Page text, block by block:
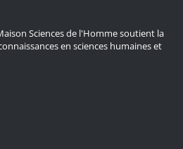
Sciences de l'Homme soutient la
en sciences humaines et